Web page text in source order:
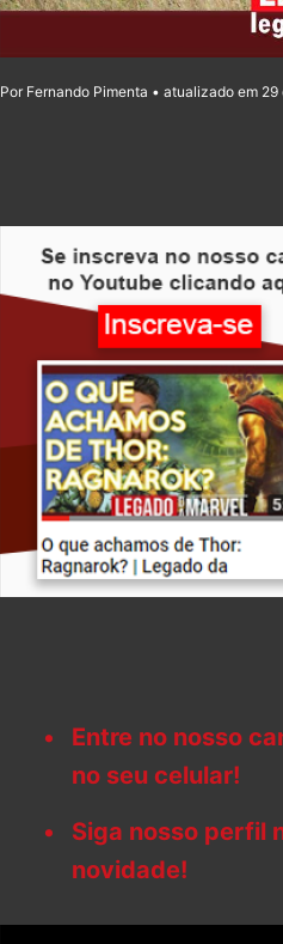
Por Fernando Pimenta • atualizado em
Entre no nosso
no seu celular!
Siga nosso perfil
novidade!